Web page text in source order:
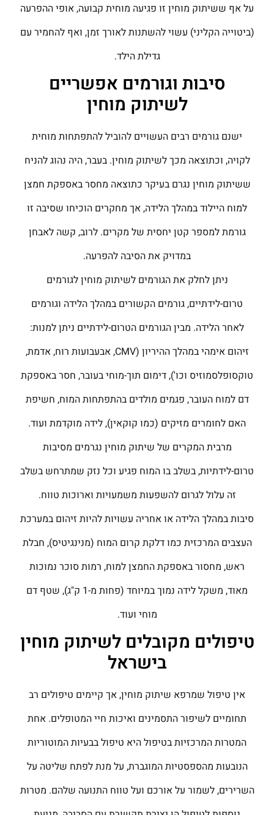
על אף ששיתוק מוחין זו פגיעה מוחית קבועה, אופי ההפרעה
(ביטוייה הקליני) עשוי להשתנות לאורך זמן, ואף להחמיר עם
גדילת הילד.
סיבות וגורמים אפשריים
לשיתוק מוחין
ישנם גורמים רבים העשויים להוביל להתפתחות מוחית
לקויה, וכתוצאה מכך לשיתוק מוחין. בעבר, היה נהוג להניח
ששיתוק מוחין נגרם בעיקר כתוצאה מחסר באספקת חמצן
למוח היילוד במהלך הלידה, אך מחקרים הוכיחו שסיבה זו
גורמת למספר קטן יחסית של מקרים. לרוב, קשה לאבחן
במדויק את הסיבה להפרעה.
ניתן לחלק את הגורמים לשיתוק מוחין לגורמים
טרום-לידתיים, גורמים הקשורים במהלך הלידה וגורמים
לאחר הלידה. מבין הגורמים הטרום-לידתיים ניתן למנות:
זיהום אימהי במהלך ההיריון (CMV, אבעבועות רוח, אדמת,
טוקסופלסמוזיס וכו'), דימום תוך-מוחי בעובר, חסר באספקת
דם למוח העובר, פגמים מולדים בהתפתחות המוח, חשיפת
האם לחומרים מזיקים (כמו קוקאין), לידה מוקדמת ועוד.
מרבית המקרים של שיתוק מוחין נגרמים מסיבות
טרום-לידתיות, בשלב בו המוח פגיע וכל נזק שמתרחש בשלב
זה עלול לגרום להשפעות משמעויות וארוכות טווח.
סיבות במהלך הלידה או אחריה עשויות להיות זיהום במערכת
העצבים המרכזית כמו דלקת קרום המוח (מנינגיטיס), חבלת
ראש, מחסור באספקת החמצן למוח, רמות סוכר נמוכות
מאוד, משקל לידה נמוך במיוחד (פחות מ-1 ק"ג), שטף דם
מוחי ועוד.
טיפולים מקובלים לשיתוק מוחין
בישראל
אין טיפול שמרפא שיתוק מוחין, אך קיימים טיפולים רב
תחומיים לשיפור התסמינים ואיכות חיי המטופלים. אחת
המטרות המרכזיות בטיפול היא טיפול בבעיות המוטוריות
הנובעות מהספסטיות המוגברת, על מנת לפתח שליטה על
השרירים, לשמור על אורכם ועל טווח התנועה שלהם. מטרות